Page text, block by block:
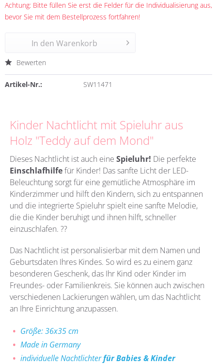
Achtung: Bitte füllen Sie erst die Felder für die Individualisierung aus,
bevor Sie mit dem Bestellprozess fortfahren!
In den Warenkorb
Bewerten
Artikel-Nr.: SW11471
Kinder Nachtlicht mit Spieluhr aus
Holz "Teddy auf dem Mond"
Dieses Nachtlicht ist auch eine Spieluhr! Die perfekte
Einschlafhilfefür Kinder! Das sanfte Licht der LED-
Beleuchtung sorgt für eine gemütliche Atmosphäre im
Kinderzimmer und hilft den Kindern, sich zu entspannen
und die integrierte Spieluhr spielt eine sanfte Melodie,
die die Kinder beruhigt und ihnen hilft, schneller
einzuschlafen. ??
Das Nachtlicht ist personalisierbar mit dem Namen und
Geburtsdaten Ihres Kindes. So wird es zu einem ganz
besonderen Geschenk, das Ihr Kind oder Kinder im
Freundes- oder Familienkreis. Sie können auch zwischen
verschiedenen Lackierungen wählen, um das Nachtlicht
an Ihre Einrichtung anzupassen.
Größe: 36x35 cm
Made in Germany
individuelle Nachtlichterfür Babies & Kinder